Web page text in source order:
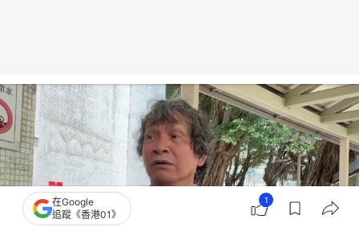
在Google
追蹤《香港01》
1